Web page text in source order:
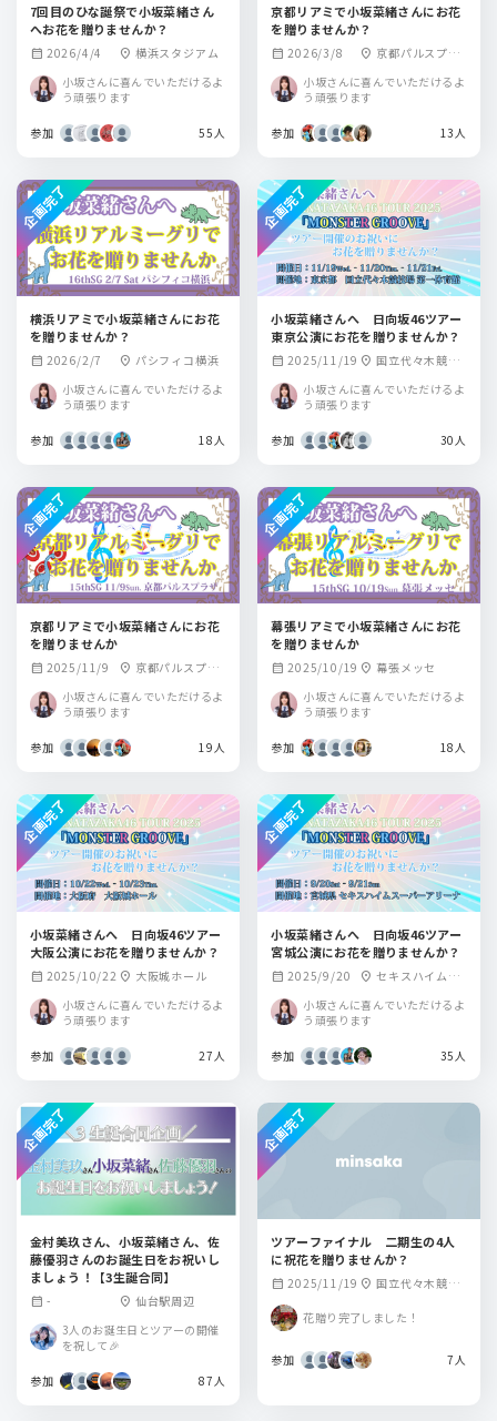
7回目のひな誕祭で小坂菜緒さん
へお花を贈りませんか？
calendar_month 2026/4/4 location_on 横浜スタジアム
小坂さんに喜んでいただけるよ
う頑張ります
参加 55人
京都リアミで小坂菜緒さんにお花
を贈りませんか？
calendar_month 2026/3/8 location_on 京都パルスプラ
小坂さんに喜んでいただけるよ
う頑張ります
参加 13人
横浜リアミで小坂菜緒さんにお花
を贈りませんか？
calendar_month 2026/2/7 location_on パシフィコ横浜
小坂さんに喜んでいただけるよ
う頑張ります
参加 18人
企画完了
小坂菜緒さんへ 日向坂46ツアー
東京公演にお花を贈りませんか？
calendar_month 2025/11/19 location_on 国立代々木競技
小坂さんに喜んでいただけるよ
う頑張ります
参加 30人
企画完了
京都リアミで小坂菜緒さんにお花
を贈りませんか
calendar_month 2025/11/9 location_on 京都パルスプラ
小坂さんに喜んでいただけるよ
う頑張ります
参加 19人
企画完了
幕張リアミで小坂菜緒さんにお花
を贈りませんか
calendar_month 2025/10/19 location_on 幕張メッセ
小坂さんに喜んでいただけるよ
う頑張ります
参加 18人
企画完了
小坂菜緒さんへ 日向坂46ツアー
大阪公演にお花を贈りませんか？
calendar_month 2025/10/22 location_on 大阪城ホール
小坂さんに喜んでいただけるよ
う頑張ります
参加 27人
企画完了
小坂菜緒さんへ 日向坂46ツアー
宮城公演にお花を贈りませんか？
calendar_month 2025/9/20 location_on セキスハイムス
小坂さんに喜んでいただけるよ
う頑張ります
参加 35人
企画完了
金村美玖さん、小坂菜緒さん、佐
藤優羽さんのお誕生日をお祝いし
ましょう！【3生誕合同】
calendar_month - location_on 仙台駅周辺
3人のお誕生日とツアーの開催
を祝して🎉
参加 87人
企画完了
ツアーファイナル 二期生の4人
に祝花を贈りませんか？
calendar_month 2025/11/19 location_on 国立代々木競技
花贈り完了しました！
参加 7人
企画完了